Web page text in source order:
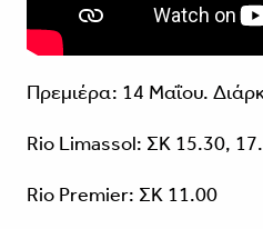
Πρεμιέρα: 14 Μαΐου.
Rio Limassol: ΣΚ 15.30,
Rio Premier: ΣΚ 11.00